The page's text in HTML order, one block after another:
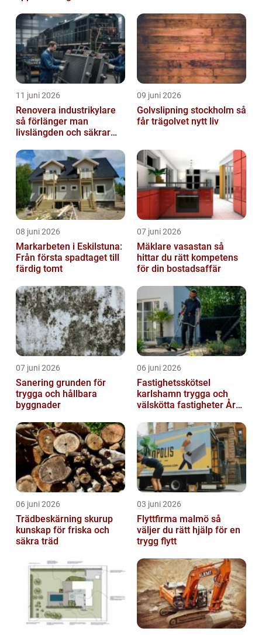
11 juni 2026
Renovera industrikylare
så förlänger man
livslängden och säkrar
09 juni 2026
Golvslipning stockholm så
får trägolvet nytt liv
08 juni 2026
Markarbeten i Eskilstuna:
Från första spadtaget till
färdig tomt
07 juni 2026
Mäklare vasastan så
hittar du rätt kompetens
för din bostadsaffär
07 juni 2026
Sanering grunden för
trygga och hållbara
byggnader
06 juni 2026
Fastighetsskötsel
karlshamn trygga och
välskötta fastigheter Året
06 juni 2026
Trädbeskärning skurup
kunskap för friska och
säkra träd
03 juni 2026
Flyttfirma malmö så
väljer du rätt hjälp för en
trygg flytt